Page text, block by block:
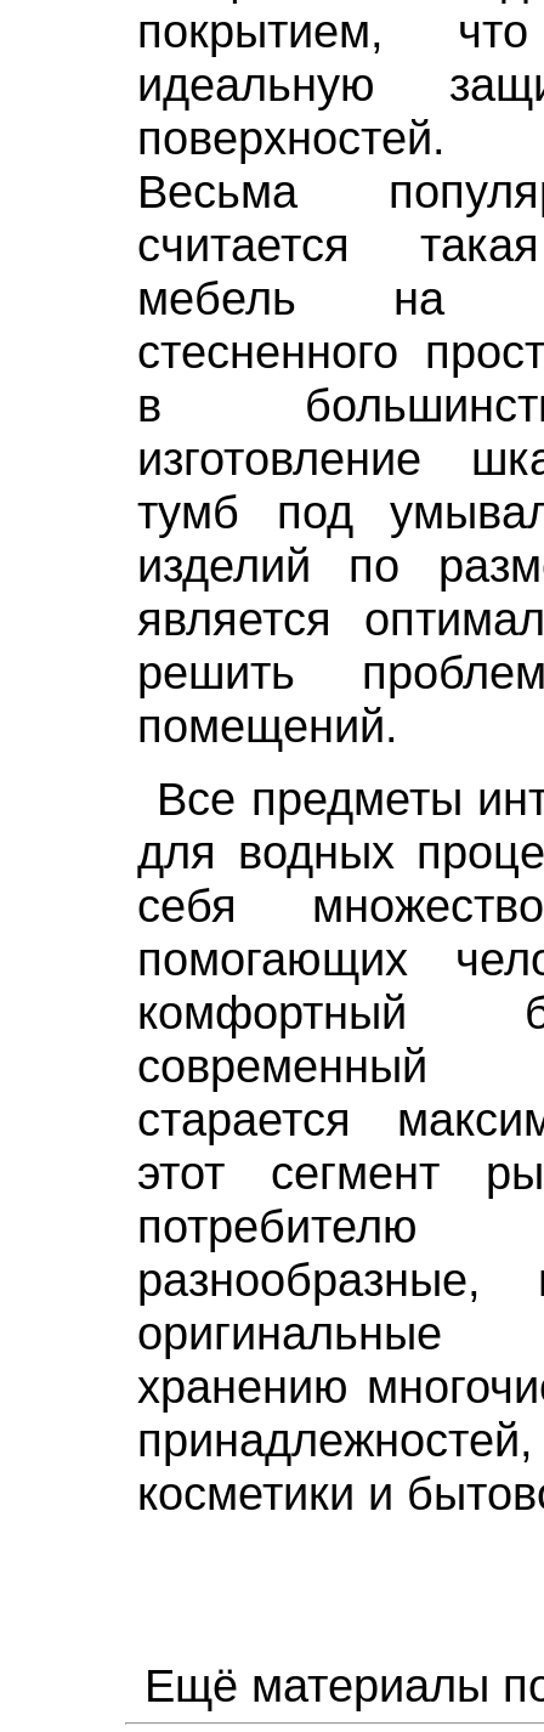
покрытием,
идеальную
поверхностей.
Весьма
считается
мебель на
стесненного
в
изготовление
тумб под
изделий по
является
решить
помещений.
Все предметы
для водных
себя
помогающих
комфортный
современный
старается
этот сегмент
хранению
косметики и
Ещё материалы